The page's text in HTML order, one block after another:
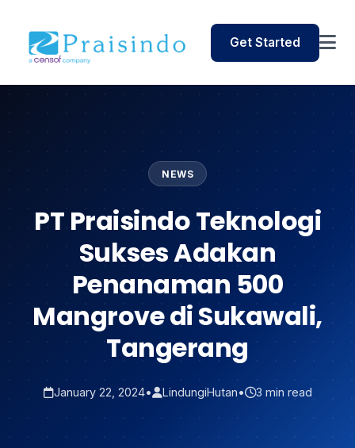
Get Started
NEWS
PT Praisindo Teknologi
Sukses Adakan
Penanaman 500
Mangrove di Sukawali,
Tangerang
January 22, 2024• LindungiHutan• 3 min read